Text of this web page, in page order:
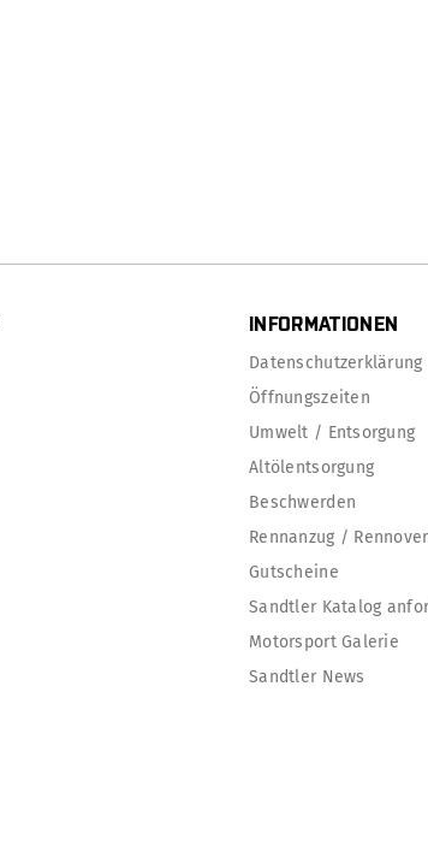
INFORMATIONEN
Datenschutzerklärung
Öffnungszeiten
Umwelt / Entsorgung
Altölentsorgung
Beschwerden
Rennanzug /
Gutscheine
Sandtler Katalog
Motorsport Galerie
Sandtler News